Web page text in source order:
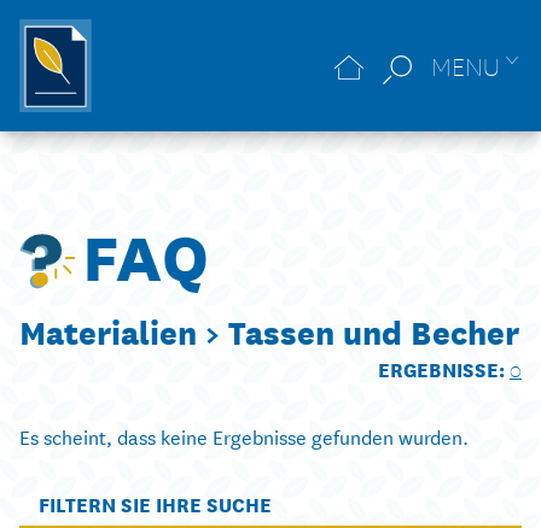
MENU
FAQ
Materialien > Tassen und Becher
ERGEBNISSE:0
Es scheint, dass keine Ergebnisse gefunden wurden.
FILTERN SIE IHRE SUCHE